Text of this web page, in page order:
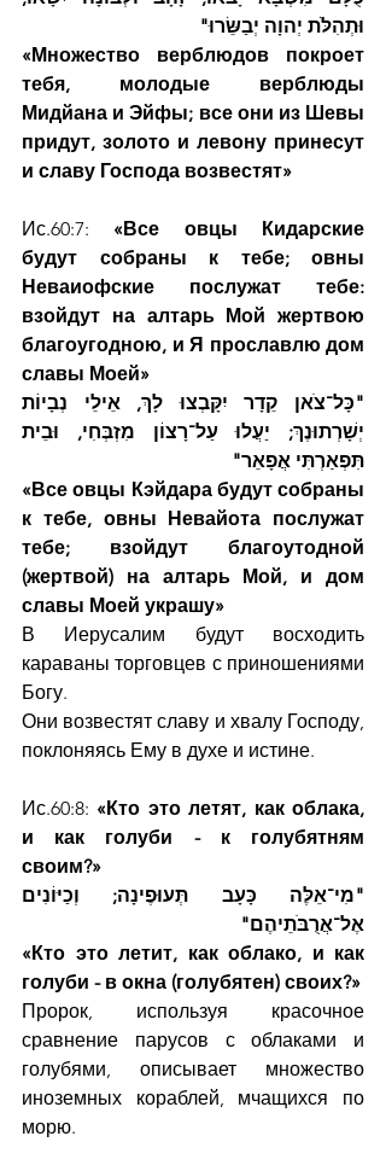
וּתְהִלֹּת יְהוָה יְבַשֵּׂרוּ"
«Множество верблюдов покроет
тебя, молодые верблюды
Мидйана и Эйфы; все они из Шевы
придут, золото и левону принесут
и славу Господа возвестят»
Ис.60:7: «Все овцы Кидарские
будут собраны к тебе; овны
Неваиофские послужат тебе:
взойдут на алтарь Мой жертвою
благоугодною, и Я прославлю дом
славы Моей»
תִּפְאַרְתִּי אֲפָאֵר"
«Все овцы Кэйдара будут собраны
к тебе, овны Невайота послужат
тебе; взойдут благоутодной
(жертвой) на алтарь Мой, и дом
славы Моей украшу»
В Иерусалим будут восходить
караваны торговцев с приношениями
Богу.
Они возвестят славу и хвалу Господу,
поклоняясь Ему в духе и истине.
Ис.60:8: «Кто это летят, как облака,
и как голуби - к голубятням
своим?»
אֶל־אֲרֻבֹּתֵיהֶם"
«Кто это летит, как облако, и как
голуби - в окна (голубятен) своих?»
Пророк, используя красочное
сравнение парусов с облаками и
голубями, описывает множество
иноземных кораблей, мчащихся по
морю.